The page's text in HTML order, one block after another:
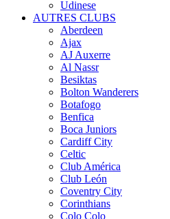
Udinese
AUTRES CLUBS
Aberdeen
Ajax
AJ Auxerre
Al Nassr
Besiktas
Bolton Wanderers
Botafogo
Benfica
Boca Juniors
Cardiff City
Celtic
Club América
Club León
Coventry City
Corinthians
Colo Colo